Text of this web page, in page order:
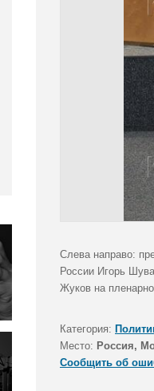
Слева направо:
России Игорь
Жуков на
Категория:
Место: Россия,
Сообщить об